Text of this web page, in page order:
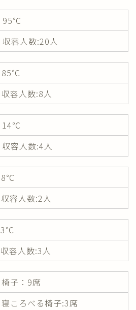
95℃
収容人数:20人
85℃
収容人数:8人
14℃
収容人数:4人
8℃
収容人数:2人
3℃
収容人数:3人
椅子：9席
寝ころべる椅子:3席